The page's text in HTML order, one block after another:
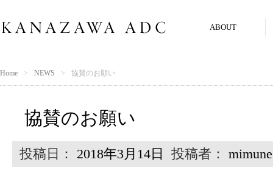
ABOUT
Home NEWS 協賛のお願い
協賛のお願い
投稿日： 2018年3月14日 投稿者： mimune